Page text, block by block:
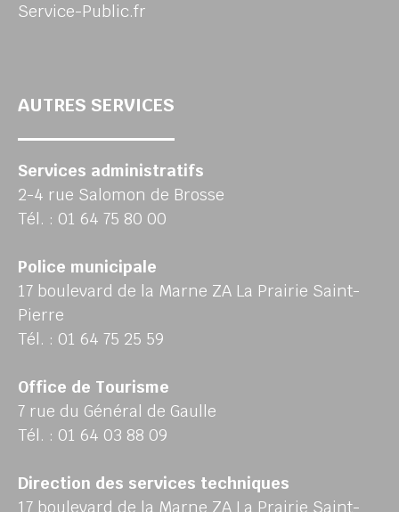
Service-Public.fr
AUTRES SERVICES
Services administratifs
2-4 rue Salomon de Brosse
Tél. : 01 64 75 80 00
Police municipale
17 boulevard de la Marne ZA La Prairie Saint-
Pierre
Tél. : 01 64 75 25 59
Office de Tourisme
7 rue du Général de Gaulle
Tél. : 01 64 03 88 09
Direction des services techniques
17 boulevard de la Marne ZA La Prairie Saint-